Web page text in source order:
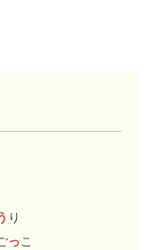
り
っこ